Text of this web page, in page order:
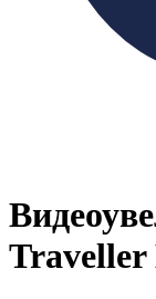
Traveller